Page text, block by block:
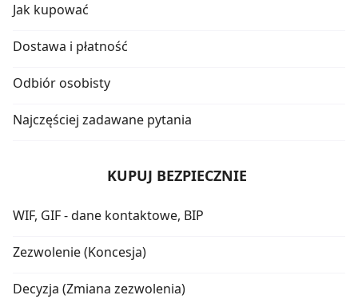
Jak kupować
Dostawa i płatność
Odbiór osobisty
Najczęściej zadawane pytania
KUPUJ BEZPIECZNIE
WIF, GIF - dane kontaktowe, BIP
Zezwolenie (Koncesja)
Decyzja (Zmiana zezwolenia)